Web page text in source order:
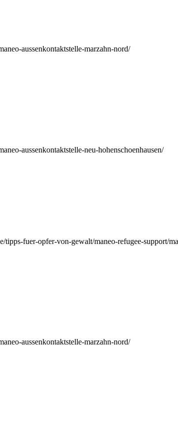
aussenkontaktstelle-marzahn-nord/
aussenkontaktstelle-neu-hohenschoenhausen/
fuer-opfer-von-gewalt/maneo-refugee-support/
aussenkontaktstelle-marzahn-nord/